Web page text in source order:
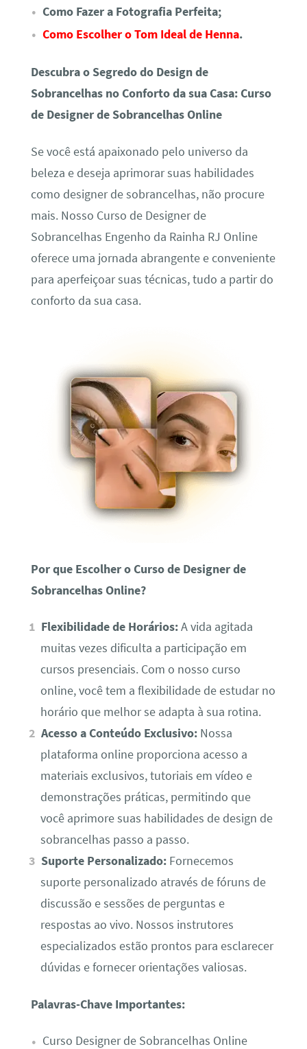
Como Fazer a Fotografia Perfeita;
Como Escolher o Tom Ideal de Henna.
Descubra o Segredo do Design de
Sobrancelhas no Conforto da sua Casa: Curso
de Designer de Sobrancelhas Online
Se você está apaixonado pelo universo da
beleza e deseja aprimorar suas habilidades
como designer de sobrancelhas, não procure
mais. Nosso Curso de Designer de
Sobrancelhas Engenho da Rainha RJ Online
oferece uma jornada abrangente e conveniente
para aperfeiçoar suas técnicas, tudo a partir do
conforto da sua casa.
Por que Escolher o Curso de Designer de
Sobrancelhas Online?
Flexibilidade de Horários:A vida agitada
muitas vezes dificulta a participação em
cursos presenciais. Com o nosso curso
online, você tem a flexibilidade de estudar no
horário que melhor se adapta à sua rotina.
Acesso a Conteúdo Exclusivo: Nossa
plataforma online proporciona acesso a
materiais exclusivos, tutoriais em vídeo e
demonstrações práticas, permitindo que
você aprimore suas habilidades de design de
sobrancelhas passo a passo.
Suporte Personalizado: Fornecemos
suporte personalizado através de fóruns de
discussão e sessões de perguntas e
respostas ao vivo. Nossos instrutores
especializados estão prontos para esclarecer
dúvidas e fornecer orientações valiosas.
Palavras-Chave Importantes:
Curso Designer de Sobrancelhas Online